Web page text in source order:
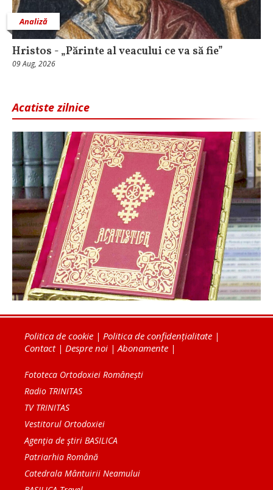
Analiză
Hristos - „Părinte al veacului ce va să fie”
09 Aug, 2026
Acatiste zilnice
Politica de cookie | Politica de confidențialitate |
Contact| Despre noi | Abonamente |
Fototeca Ortodoxiei Românești
Radio TRINITAS
TV TRINITAS
Vestitorul Ortodoxiei
Agenţia de ştiri BASILICA
Patriarhia Română
Catedrala Mântuirii Neamului